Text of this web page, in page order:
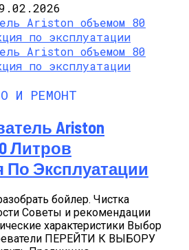
И РЕМОНТ
Ariston
Литров
По Эксплуатации
бойлер. Чистка
Советы и рекомендации
характеристики Выбор
ПЕРЕЙТИ К ВЫБОРУ